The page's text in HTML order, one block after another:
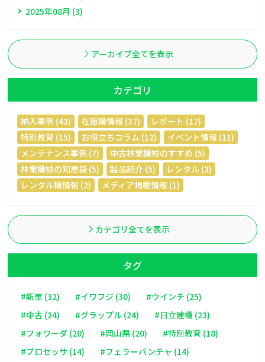
2025年08月 (3)
アーカイブ全てを表示
カテゴリ
納入事例 (43) 在庫機情報 (37)
レポート (17)
特別教育 (15)
お役立ちコラム (12)
イベント情報 (11)
メンテナンス事例 (7)
中古林業機械のすすめ (5)
林業機械の知恵袋 (5)
製品紹介 (5)
レンタル (3)
レンタル機情報 (2)
メディア掲載情報 (1)
カテゴリ全てを表示
タグ
#新車 (32) #イワフジ (30)
#ウインチ (25)
#中古 (24)
#グラップル (24)
#日立建機 (23)
#フォワーダ (20)
#岡山県 (20)
#特別教育 (18)
#プロセッサ (14)
#フェラーバンチャ (14)